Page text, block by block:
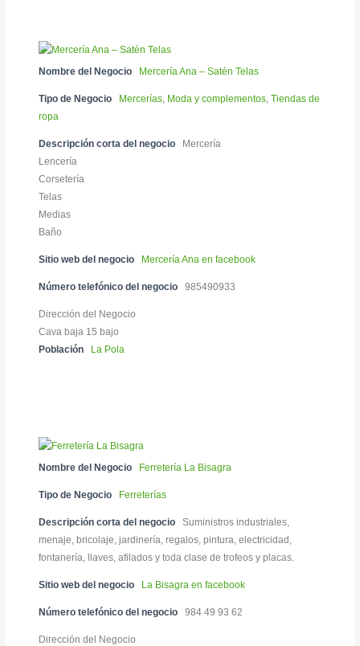
Nombre del Negocio Mercería Ana – Satén Telas
Tipo de Negocio Mercerías Moda y complementos ,Tiendas de
ropa
Descripción corta del negocio
Mercería
Lencería
Corsetería
Telas
Medias
Baño
Sitio web del negocio Mercería Ana en facebook
Número telefónico del negocio 985490933
Dirección del Negocio
Cava baja 15 bajo
Población
La Pola
Nombre del Negocio Ferretería La Bisagra
Tipo de Negocio Ferreterías
Descripción corta del negocio
Suministros industriales,
menaje, bricolaje, jardinería, regalos, pintura, electricidad,
fontanería, llaves, afilados y toda clase de trofeos y placas.
Sitio web del negocio La Bisagra en facebook
Número telefónico del negocio 984 49 93 62
Dirección del Negocio